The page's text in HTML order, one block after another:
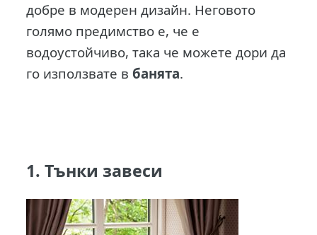
добре в модерен дизайн. Неговото
голямо предимство е, че е
водоустойчиво, така че можете дори да
го използвате вбанята.
1. Тънки завеси